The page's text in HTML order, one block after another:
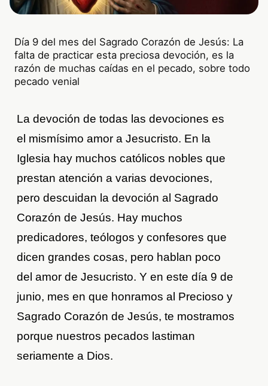
Día 9 del mes del Sagrado Corazón de Jesús: La
falta de practicar esta preciosa devoción, es la
razón de muchas caídas en el pecado, sobre todo
pecado venial
La devoción de todas las devociones es
el mismísimo amor a Jesucristo. En la
Iglesia hay muchos católicos nobles que
prestan atención a varias devociones,
pero descuidan la devoción al Sagrado
Corazón de Jesús. Hay muchos
predicadores, teólogos y confesores que
dicen grandes cosas, pero hablan poco
del amor de Jesucristo. Y en este día 9 de
junio, mes en que honramos al Precioso y
Sagrado Corazón de Jesús, te mostramos
porque nuestros pecados lastiman
seriamente a Dios.